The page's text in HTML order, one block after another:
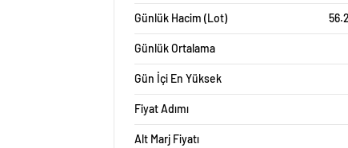
Günlük Hacim (Lot)
Günlük Ortalama
Gün İçi En Yüksek
Fiyat Adımı
Alt Marj Fiyatı